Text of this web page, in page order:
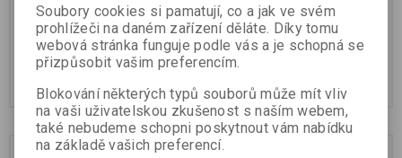
Katalogové číslo:701952
135 Kč
Katalogové číslo:700377
85 Kč
Na dotaz Na dotaz
Soubory cookies si pamatují, co a jak ve svém
prohlížeči na daném zařízení děláte. Díky tomu
webová stránka funguje podle vás a je schopná se
přizpůsobit vašim preferencím.
Blokování některých typů souborů může mít vliv
na vaši uživatelskou zkušenost s naším webem,
také nebudeme schopni poskytnout vám nabídku
na základě vašich preferencí.